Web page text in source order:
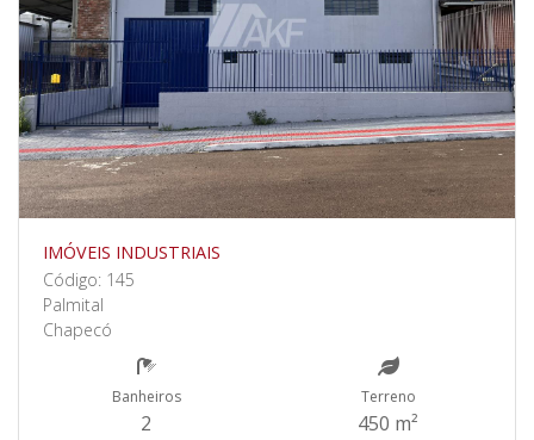
IMÓVEIS INDUSTRIAIS
Código: 145
Palmital
Chapecó
Banheiros
2
Terreno
450 m²